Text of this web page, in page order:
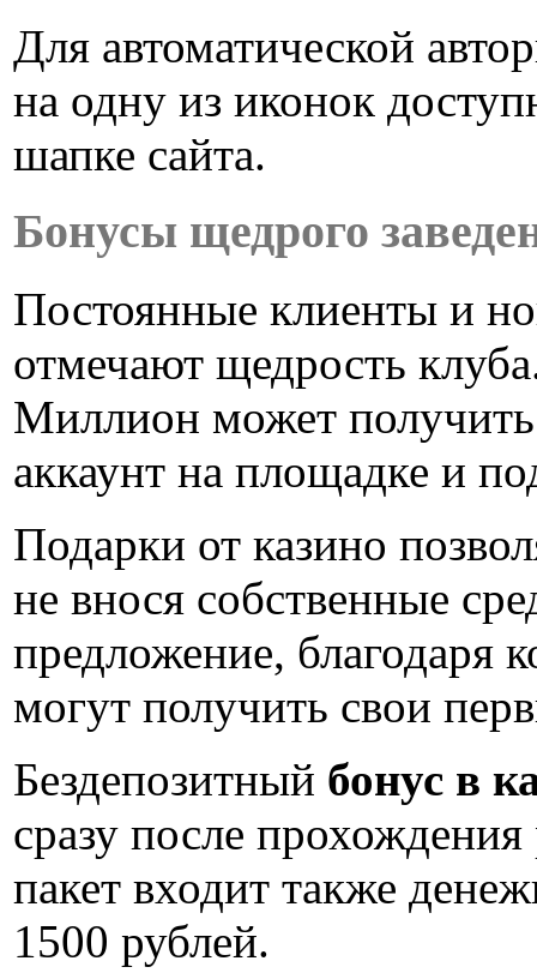
Для автоматической
на одну из иконок
шапке сайта.
Бонусы щедрого
Постоянные клиенты и
отмечают щедрость
Миллион может
аккаунт на площадке и
Подарки от казино
не внося собственные
предложение, благодаря
могут получить свои
Бездепозитный бонус в
сразу после
пакет входит также
1500 рублей.